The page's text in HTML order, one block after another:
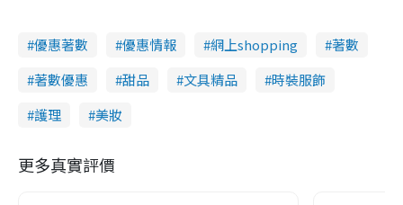
優惠著數 優惠情報 網上shopping
著數
著數優惠
甜品 文具精品
時裝服飾
護理
美妝
更多真實評價